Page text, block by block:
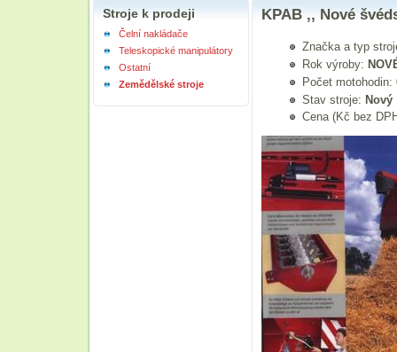
Stroje k prodeji
Čelní nakládače
Teleskopické manipulátory
Ostatní
Zemědělské stroje
KPAB ,, Nové
Značka a typ
Rok výroby:
Počet motohodin:
Stav stroje: Nový
Cena (Kč bez